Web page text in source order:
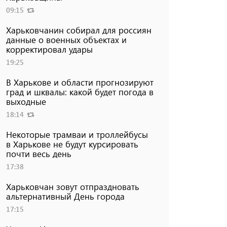
09:15
Харьковчанин собирал для россиян
данные о военных объектах и ​​
корректировал удары
19:25
В Харькове и области прогнозируют
град и шквалы: какой будет погода в
выходные
18:14
Некоторые трамваи и троллейбусы
в Харькове не будут курсировать
почти весь день
17:38
Харьковчан зовут отпраздновать
альтернативный День города
17:15